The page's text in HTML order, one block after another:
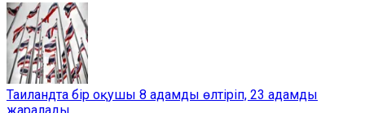
Таиландта бір оқушы 8 адамды өлтіріп, 23 адамды